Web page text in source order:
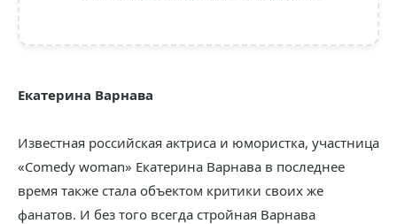
Екатерина Варнава
Известная российская актриса и юмористка, участница
«Comedy woman» Екатерина Варнава в последнее
время также стала объектом критики своих же
фанатов. И без того всегда стройная Варнава